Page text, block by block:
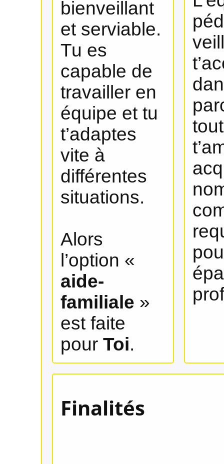
bienveillant
et serviable.
Tu es
capable de
travailler en
équipe et tu
t’adaptes
vite à
différentes
situations.
Alors
l’option «
aide-
familiale »
est faite
pourToi.
Finalités